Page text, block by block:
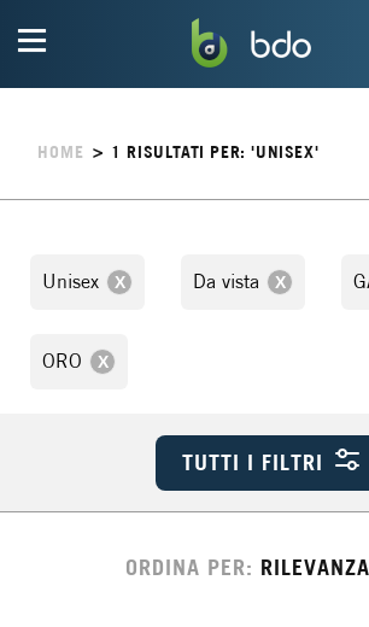
HOME > 1RISULTATI PER: 'UNISEX'
Unisex Da vista
ORO
TUTTI I FILTRI
ORDINA PER